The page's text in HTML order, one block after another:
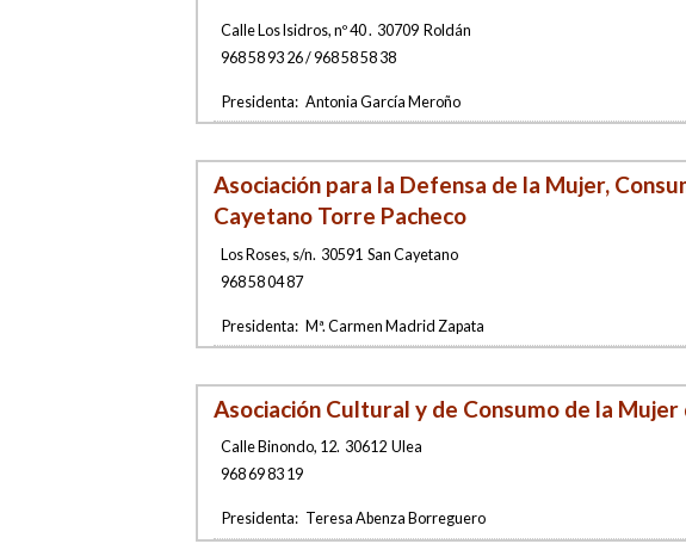
Calle Los Isidros, nº 40. 30709 Roldán
968 58 93 26 / 968 58 58 38
Presidenta:Antonia García Meroño
Asociación para la Defensa de la Mujer,
Cayetano Torre Pacheco
Los Roses, s/n. 30591 San Cayetano
968 58 04 87
Presidenta:Mª. Carmen Madrid Zapata
Asociación Cultural y de Consumo de la Mujer
Calle Binondo, 12. 30612 Ulea
968 69 83 19
Presidenta: Teresa Abenza Borreguero